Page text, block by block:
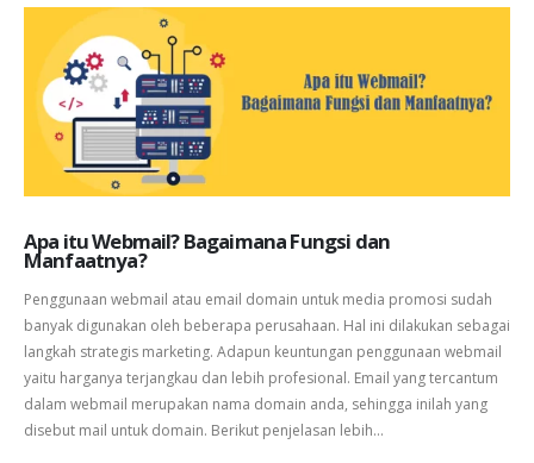
Apa itu Webmail? Bagaimana Fungsi dan
Manfaatnya?
Penggunaan webmail atau email domain untuk media promosi sudah
banyak digunakan oleh beberapa perusahaan. Hal ini dilakukan sebagai
langkah strategis marketing. Adapun keuntungan penggunaan webmail
yaitu harganya terjangkau dan lebih profesional. Email yang tercantum
dalam webmail merupakan nama domain anda, sehingga inilah yang
disebut mail untuk domain. Berikut penjelasan lebih...